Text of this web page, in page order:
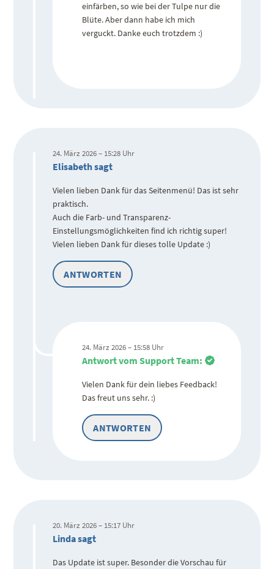
einfärben, so wie bei der Tulpe nur die
Blüte. Aber dann habe ich mich
verguckt. Danke euch trotzdem :)
24. März 2026 – 15:28 Uhr
Elisabeth sagt
Vielen lieben Dank für das Seitenmenü! Das ist sehr
praktisch.
Auch die Farb- und Transparenz-
Einstellungsmöglichkeiten find ich richtig super!
Vielen lieben Dank für dieses tolle Update :)
ANTWORTEN
24. März 2026 – 15:58 Uhr
Antwort vom Support Team:
Vielen Dank für dein liebes Feedback!
Das freut uns sehr. :)
ANTWORTEN
20. März 2026 – 15:17 Uhr
Linda sagt
Das Update ist super. Besonder die Vorschau für